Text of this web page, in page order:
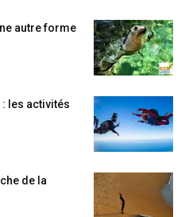
autre forme
les activités
de la